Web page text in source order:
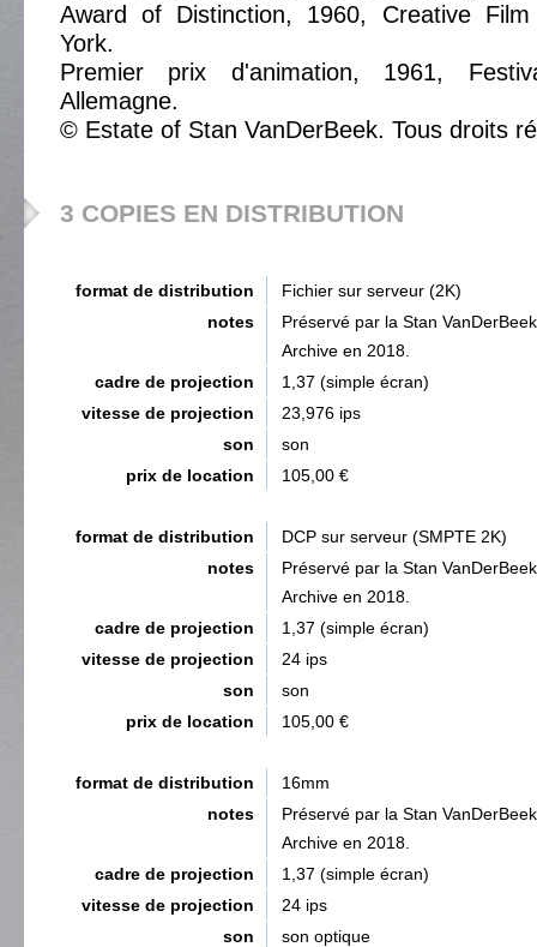
Award of Distinction, 1960, Creative
York.
Premier prix d'animation, 1961,
Allemagne.
© Estate of Stan VanDerBeek. Tous droits
3 COPIES EN DISTRIBUTION
format de distribution
Fichier sur serveur (2K)
notes
Préservé par la Stan VanDerBeek
Archive en 2018.
cadre de projection
1,37 (simple écran)
vitesse de projection
23,976 ips
son
son
prix de location
105,00 €
format de distribution
DCP sur serveur (SMPTE 2K)
notes
Préservé par la Stan VanDerBeek
Archive en 2018.
cadre de projection
1,37 (simple écran)
vitesse de projection
24 ips
son
son
prix de location
105,00 €
format de distribution
16mm
notes
Préservé par la Stan VanDerBeek
Archive en 2018.
cadre de projection
1,37 (simple écran)
vitesse de projection
24 ips
son
son optique